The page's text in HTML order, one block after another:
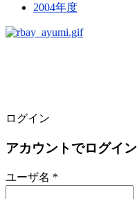
2004年度
ログイン
アカウントでログイン
ユーザ名 *